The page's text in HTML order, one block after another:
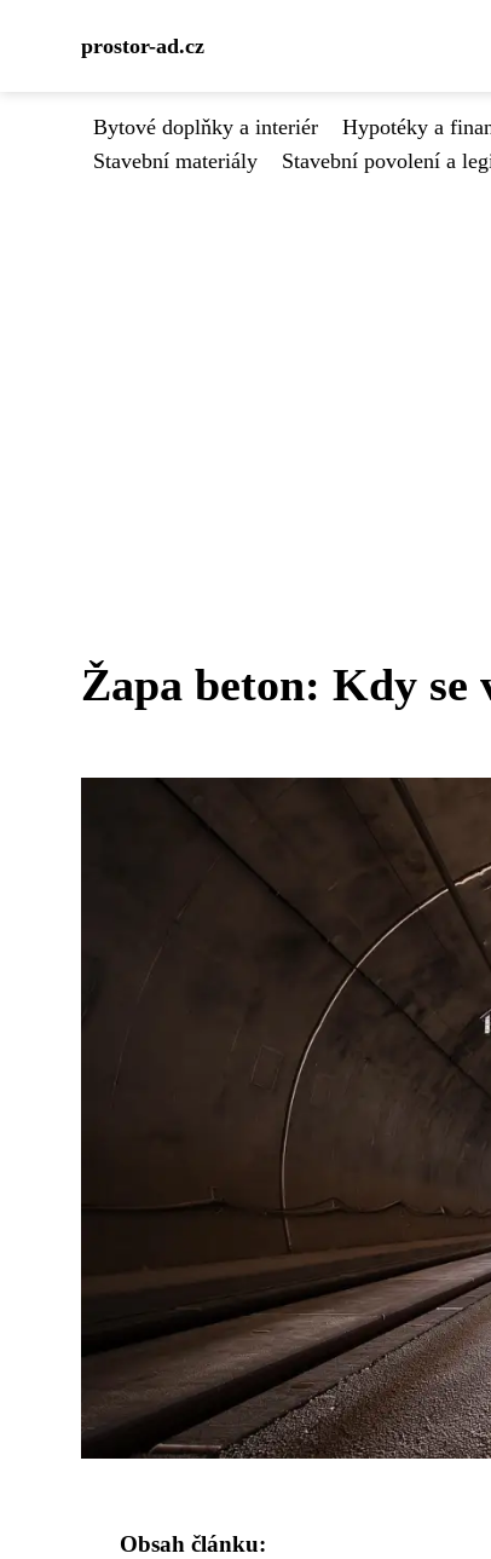
prostor-ad.cz
Bytové doplňky a interiér Hypotéky a
Stavební materiály
Stavební povolení a
Žapa beton: Kdy
Obsah článku: